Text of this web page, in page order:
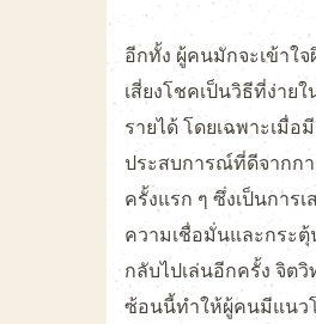
อีกทั้ง ผู้คนมักจะเข้าใจ
เสี่ยงโชคเป็นวิธีที่ง่ายใ
รายได้ โดยเฉพาะเมื่อมี
ประสบการณ์ที่ดีจากก
ครั้งแรก ๆ ซึ่งเป็นการเ
ความเชื่อมั่นและกระตุ้
กลับไปเล่นอีกครั้ง จิต
ซ้อนนี้ทำให้ผู้คนมีแนว